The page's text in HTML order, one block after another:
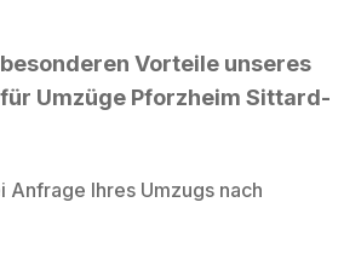
Vorteile unseres
Umzüge Pforzheim Sittard-
Anfrage Ihres Umzugs nach